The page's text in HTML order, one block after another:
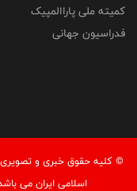
کمیته ملی پاراالمپیک
فدراسیون جهانی
© کليه حقوق خبری و تصويری
اسلامی ایران می